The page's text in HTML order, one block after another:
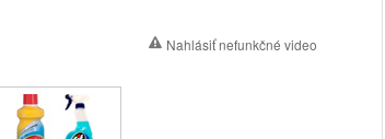
Nahlásiť nefunkčné video